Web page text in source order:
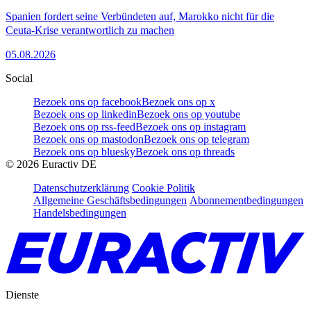
Spanien fordert seine Verbündeten auf, Marokko nicht für die
Ceuta-Krise verantwortlich zu machen
05.08.2026
Social
Bezoek ons op facebookBezoek ons op x
Bezoek ons op linkedinBezoek ons op youtube
Bezoek ons op rss-feedBezoek ons op instagram
Bezoek ons op mastodonBezoek ons op telegram
Bezoek ons op blueskyBezoek ons op threads
© 2026 Euractiv DE
Datenschutzerklärung Cookie Politik
Allgemeine Geschäftsbedingungen Abonnementbedingungen
Handelsbedingungen
Dienste